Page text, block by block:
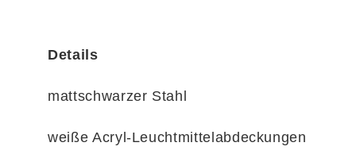
Details
mattschwarzer Stahl
weiße Acryl-Leuchtmittelabdeckungen